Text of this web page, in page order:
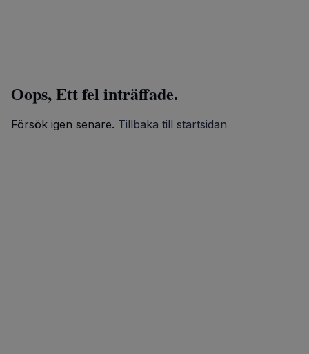
Oops, Ett fel inträffade.
Försök igen senare. Tillbaka till startsidan